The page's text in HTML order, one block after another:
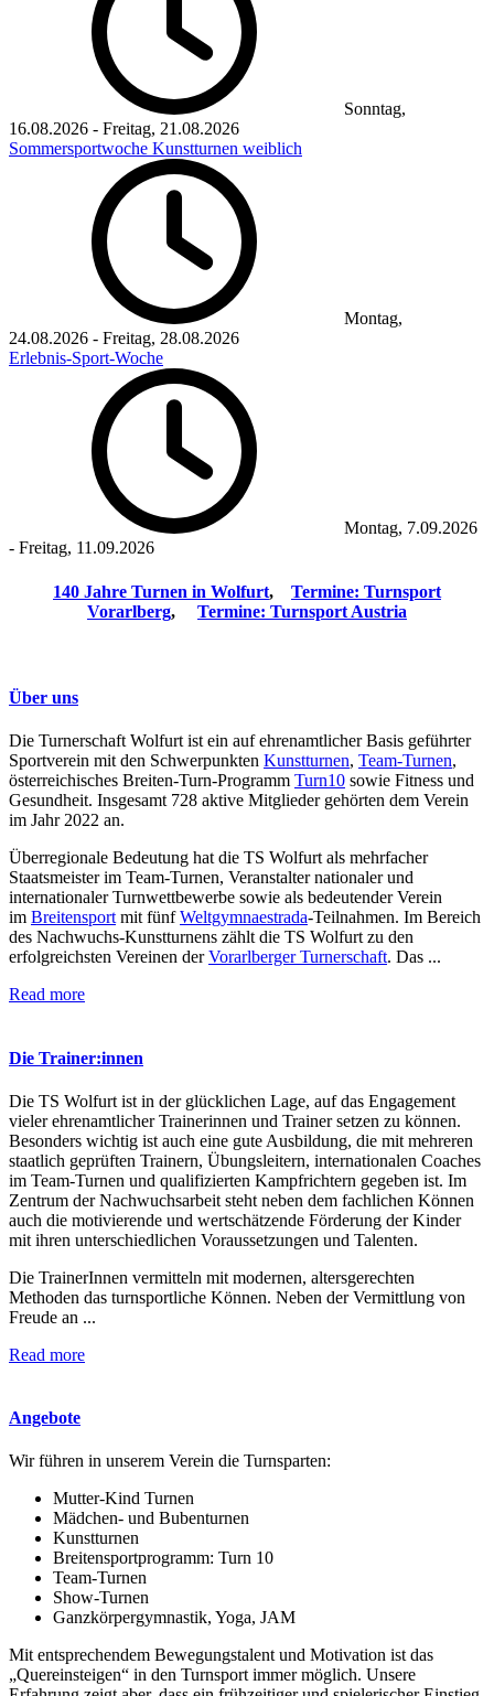
Sonntag,
16.08.2026 - Freitag, 21.08.2026
Sommersportwoche Kunstturnen weiblich
Montag,
24.08.2026 - Freitag, 28.08.2026
Erlebnis-Sport-Woche
Montag, 7.09.2026
- Freitag, 11.09.2026
140 Jahre Turnen in Wolfurt,
Termine: Turnsport
Vorarlberg, Termine: Turnsport Austria
Über uns
Die Turnerschaft Wolfurt ist ein auf ehrenamtlicher Basis geführter
Sportverein mit den Schwerpunkten Kunstturnen, Team-Turnen,
österreichisches Breiten-Turn-Programm Turn10 sowie Fitness und
Gesundheit. Insgesamt 728 aktive Mitglieder gehörten dem Verein
im Jahr 2022 an.
Überregionale Bedeutung hat die TS Wolfurt als mehrfacher
Staatsmeister im Team-Turnen, Veranstalter nationaler und
internationaler Turnwettbewerbe sowie als bedeutender Verein
im Breitensport mit fünfWeltgymnaestrada-Teilnahmen. Im Bereich
des Nachwuchs-Kunstturnens zählt die TS Wolfurt zu den
erfolgreichsten Vereinen derVorarlberger Turnerschaft. Das ...
Read more
Die Trainer:innen
Die TS Wolfurt ist in der glücklichen Lage, auf das Engagement
vieler ehrenamtlicher Trainerinnen und Trainer setzen zu können.
Besonders wichtig ist auch eine gute Ausbildung, die mit mehreren
staatlich geprüften Trainern, Übungsleitern, internationalen Coaches
im Team-Turnen und qualifizierten Kampfrichtern gegeben ist. Im
Zentrum der Nachwuchsarbeit steht neben dem fachlichen Können
auch die motivierende und wertschätzende Förderung der Kinder
mit ihren unterschiedlichen Voraussetzungen und Talenten.
Die TrainerInnen vermitteln mit modernen, altersgerechten
Methoden das turnsportliche Können. Neben der Vermittlung von
Freude an ...
Read more
Angebote
Wir führen in unserem Verein die Turnsparten:
Mutter-Kind Turnen
Mädchen- und Bubenturnen
Kunstturnen
Breitensportprogramm: Turn 10
Team-Turnen
Show-Turnen
Ganzkörpergymnastik, Yoga, JAM
Mit entsprechendem Bewegungstalent und Motivation ist das
„Quereinsteigen“ in den Turnsport immer möglich. Unsere